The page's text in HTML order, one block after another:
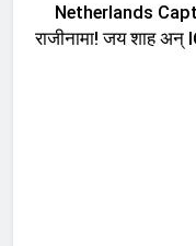
Netherlands
राजीनामा! जय शाह अन्